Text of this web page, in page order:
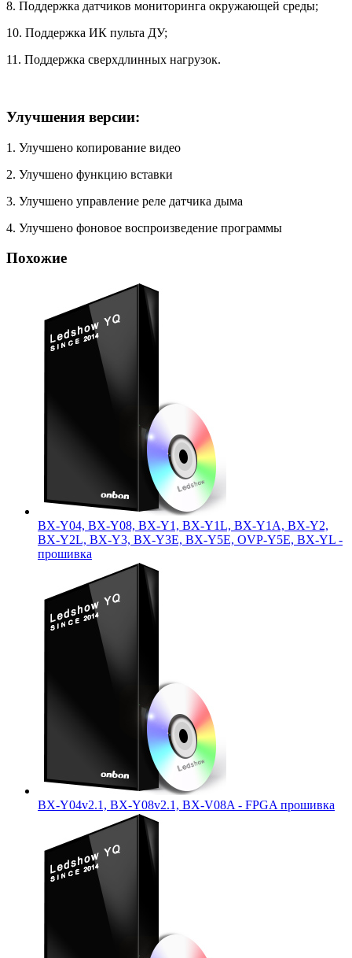
8. Поддержка датчиков мониторинга окружающей среды;
10. Поддержка ИК пульта ДУ;
11. Поддержка сверхдлинных нагрузок.
Улучшения версии:
1. Улучшено копирование видео
2. Улучшено функцию вставки
3. Улучшено управление реле датчика дыма
4. Улучшено фоновое воспроизведение программы
Похожие
BX-Y04, BX-Y08, BX-Y1, BX-Y1L, BX-Y1A, BX-Y2,
BX-Y2L, BX-Y3, BX-Y3E, BX-Y5E, OVP-Y5E, BX-YL -
прошивка
BX-Y04v2.1, BX-Y08v2.1, BX-V08A - FPGA прошивка